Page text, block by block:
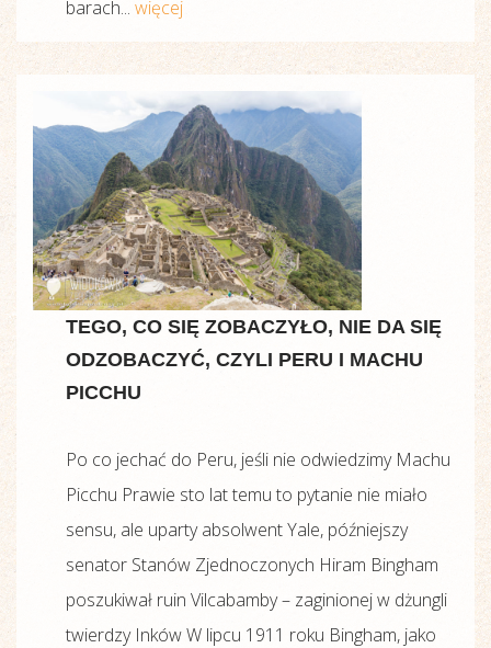
barach... więcej
TEGO, CO SIĘ ZOBACZYŁO, NIE DA SIĘ
ODZOBACZYĆ, CZYLI PERU I MACHU
PICCHU
Po co jechać do Peru, jeśli nie odwiedzimy Machu
Picchu Prawie sto lat temu to pytanie nie miało
sensu, ale uparty absolwent Yale, późniejszy
senator Stanów Zjednoczonych Hiram Bingham
poszukiwał ruin Vilcabamby – zaginionej w dżungli
twierdzy Inków W lipcu 1911 roku Bingham, jako